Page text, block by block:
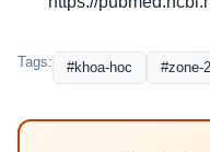
Tags: #khoa-hoc #zone-2